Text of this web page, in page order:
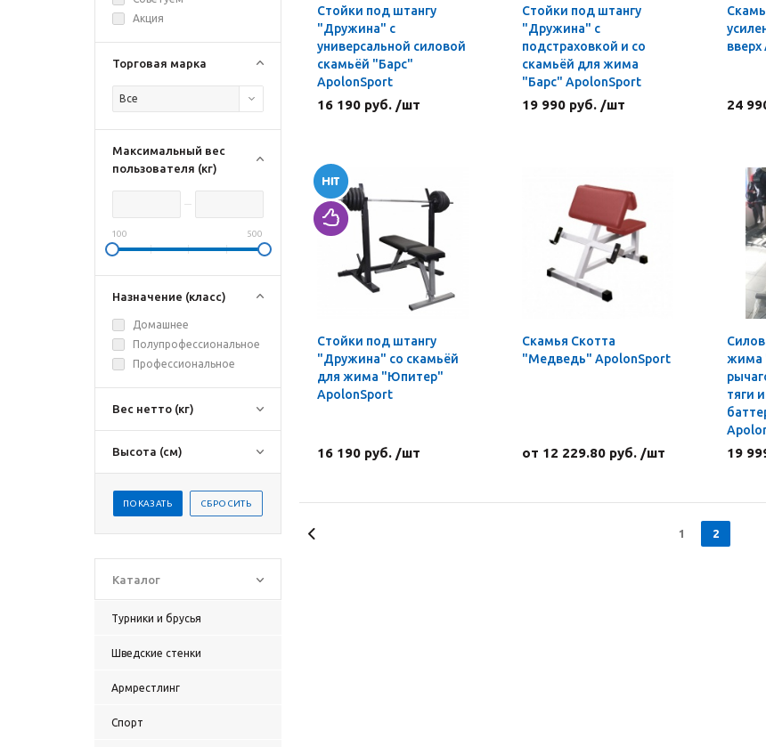
Акция
Торговая марка
Все
Максимальный вес
пользователя (кг)
100 500
Назначение (класс)
Домашнее
Полупрофессиональное
Профессиональное
Вес нетто (кг)
Высота (см)
Каталог
Турники и брусья
Шведские стенки
Армрестлинг
Спорт
Стойки под штангу
"Дружина" с
универсальной силовой
скамьёй "Барс"
ApolonSport
16 190 руб. /шт
Стойки под штангу
"Дружина" с
подстраховкой и со
скамьёй для жима
"Барс" ApolonSport
19 990 руб. /шт 24
Стойки под штангу
"Дружина" со скамьёй
для жима "Юпитер"
ApolonSport
16 190 руб. /шт
Скамья Скотта
"Медведь" ApolonSport
от 12 229.80 руб. /шт
жима
тяги и рычагом
19
1 2